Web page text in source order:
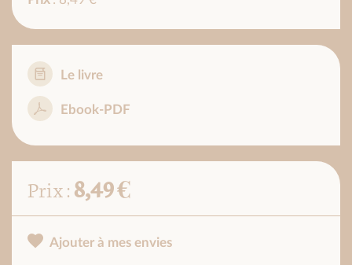
Le livre
Ebook-PDF
Prix :8,49 €
Ajouter à mes envies